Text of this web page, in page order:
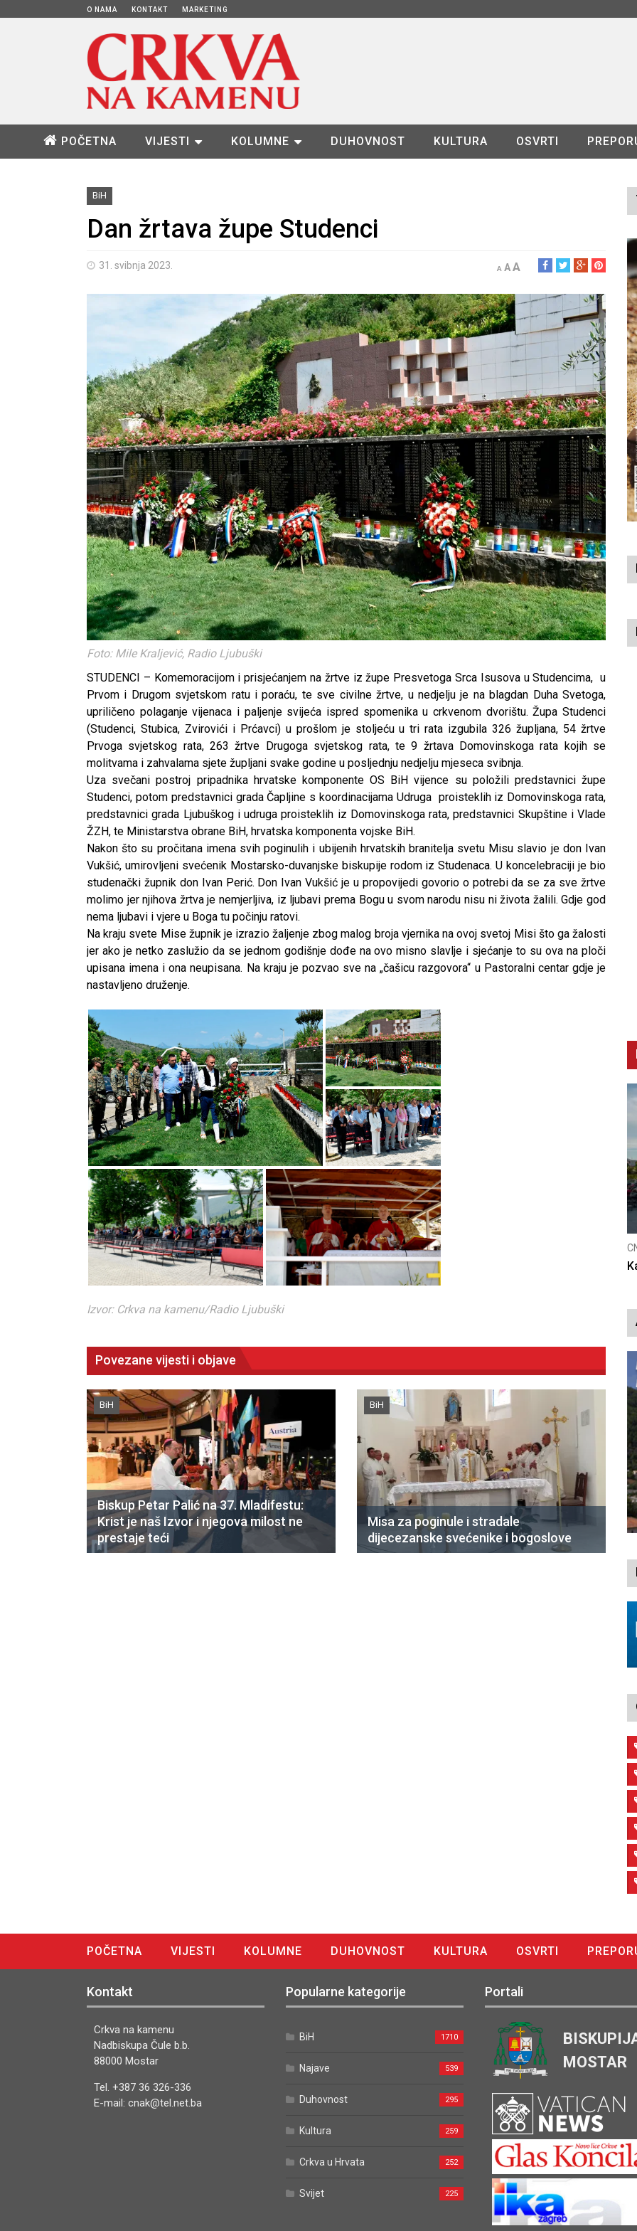
O NAMA KONTAKT MARKETING
POČETNA VIJESTI KOLUMNE DUHOVNOST KULTURA OSVRTI
BiH
Dan žrtava župe Studenci
31. svibnja 2023. A AA
Foto: Mile Kraljević, Radio Ljubuški
STUDENCI – Komemoracijom i prisjećanjem na žrtve iz župe Presvetoga Srca Isusova u Studencima, u
Prvom i Drugom svjetskom ratu i poraću, te sve civilne žrtve, u nedjelju je na blagdan Duha Svetoga,
upriličeno polaganje vijenaca i paljenje svijeća ispred spomenika u crkvenom dvorištu. Župa Studenci
(Studenci, Stubica, Zvirovići i Prćavci) u prošlom je stoljeću u tri rata izgubila 326 župljana, 54 žrtve
Prvoga svjetskog rata, 263 žrtve Drugoga svjetskog rata, te 9 žrtava Domovinskoga rata kojih se
molitvama i zahvalama sjete župljani svake godine u posljednju nedjelju mjeseca svibnja.
Uza svečani postroj pripadnika hrvatske komponente OS BiH vijence su položili predstavnici župe
Studenci, potom predstavnici grada Čapljine s koordinacijama Udruga proisteklih iz Domovinskoga rata,
predstavnici grada Ljubuškog i udruga proisteklih iz Domovinskoga rata, predstavnici Skupštine i Vlade
ŽZH, te Ministarstva obrane BiH, hrvatska komponenta vojske BiH.
Nakon što su pročitana imena svih poginulih i ubijenih hrvatskih branitelja svetu Misu slavio je don Ivan
Vukšić, umirovljeni svećenik Mostarsko-duvanjske biskupije rodom iz Studenaca. U koncelebraciji je bio
studenački župnik don Ivan Perić. Don Ivan Vukšić je u propovijedi govorio o potrebi da se za sve žrtve
molimo jer njihova žrtva je nemjerljiva, iz ljubavi prema Bogu u svom narodu nisu ni života žalili. Gdje god
nema ljubavi i vjere u Boga tu počinju ratovi.
Na kraju svete Mise župnik je izrazio žaljenje zbog malog broja vjernika na ovoj svetoj Misi što ga žalosti
jer ako je netko zaslužio da se jednom godišnje dođe na ovo misno slavlje i sjećanje to su ova na ploči
upisana imena i ona neupisana. Na kraju je pozvao sve na „čašicu razgovora“ u Pastoralni centar gdje je
nastavljeno druženje.
Izvor: Crkva na kamenu/Radio Ljubuški
Povezane vijesti i objave
BiH
Biskup Petar Palić na 37. Mladifestu:
Krist je naš Izvor i njegova milost ne
prestaje teći
BiH
Misa za poginule i stradale
dijecezanske svećenike i bogoslove
CNAK
Kad se nasilje pretvara u optužnicu
POČETNA VIJESTI KOLUMNE DUHOVNOST KULTURA OSVRTI
Kontakt
Crkva na kamenu
Nadbiskupa Čule b.b.
88000 Mostar
Tel. +387 36 326-336
E-mail: cnak@tel.net.ba
Popularne kategorije
BiH 1710
Najave 539
Duhovnost 295
Kultura 259
Crkva u Hrvata 252
Svijet 225
Portali
MOSTAR